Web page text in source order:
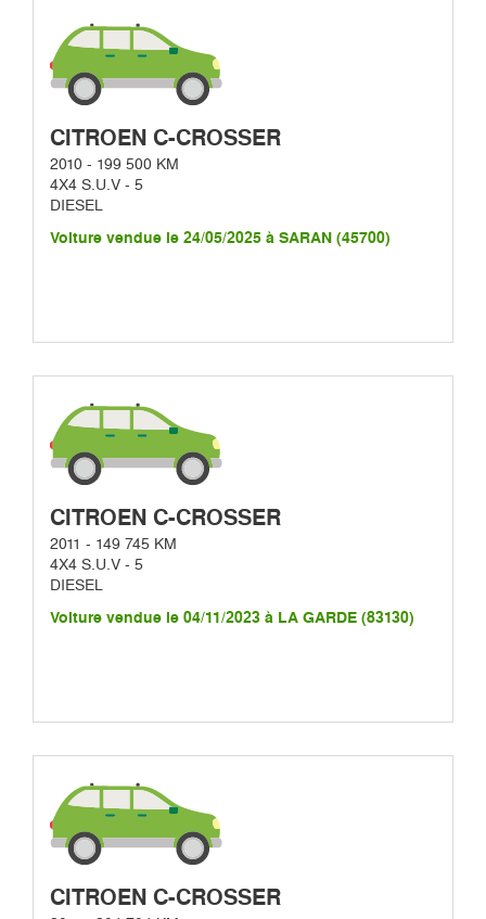
CITROEN C-CROSSER
2010 - 199 500 KM
4X4 S.U.V - 5
DIESEL
Voiture vendue le 24/05/2025 à SARAN (45700)
CITROEN C-CROSSER
2011 - 149 745 KM
4X4 S.U.V - 5
DIESEL
Voiture vendue le 04/11/2023 à LA GARDE (83130)
CITROEN C-CROSSER